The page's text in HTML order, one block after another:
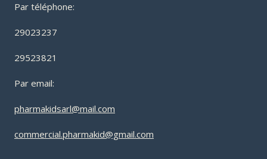
Par téléphone:
29023237
29523821
Par email:
pharmakidsarl@mail.com
commercial.pharmakid@gmail.com